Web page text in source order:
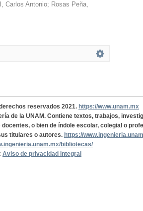
Carlos Antonio; Rosas Peña,
reservados 2021. https://www.unam.mx
de la UNAM. Contiene textos, trabajos,
o bien de índole escolar, colegial o
titulares o autores. https://
bibliotecas/
Aviso de privacidad integral